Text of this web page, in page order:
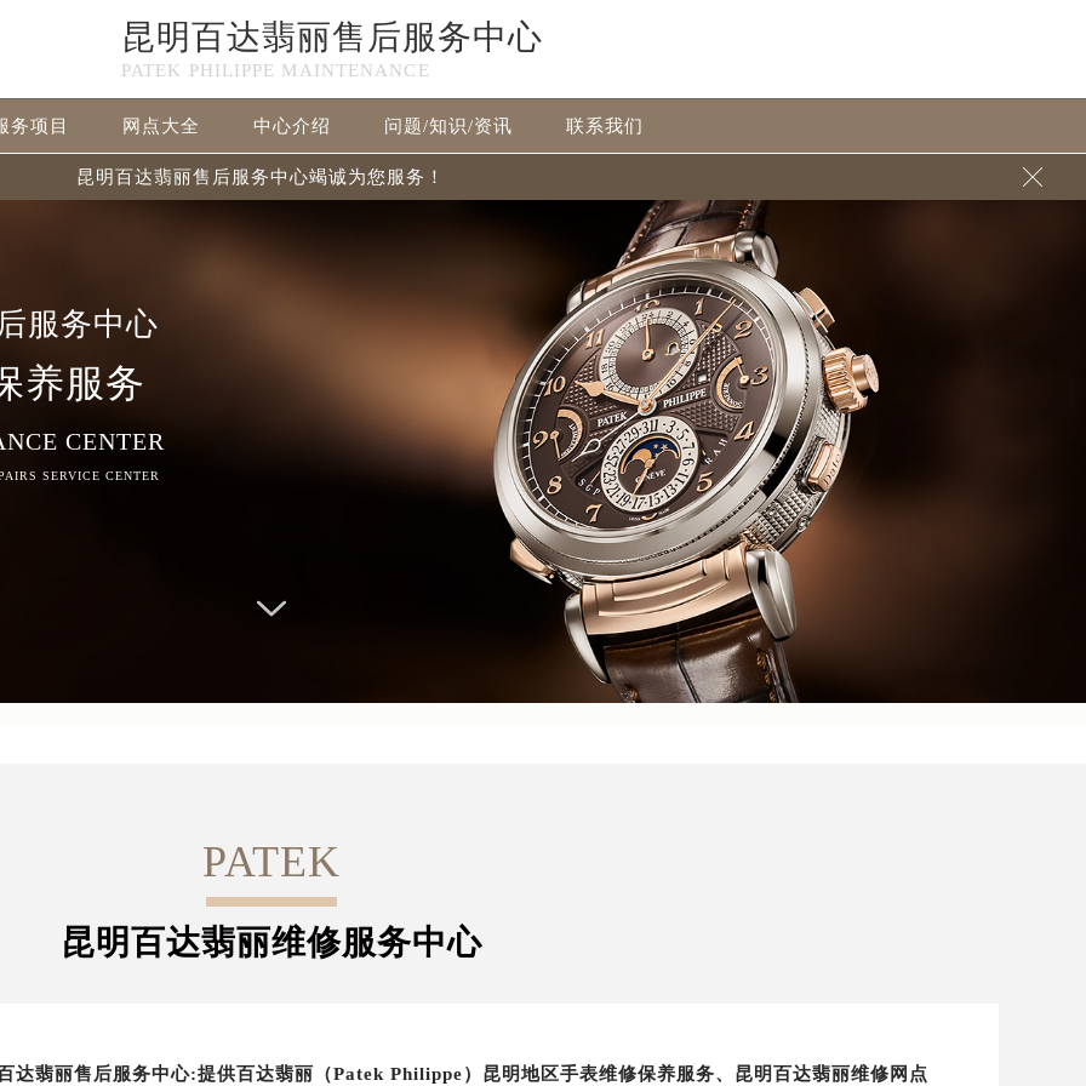
昆明百达翡丽售后服务中心
PATEK PHILIPPE MAINTENANCE
务项目 网点大全 中心介绍 问题/知识/资讯 联系我们
昆明百达翡丽售后服务中心竭诚为您服务！ 
服务中心
养服务
CENTER
SERVICE CENTER
PATEK
昆明百达翡丽维修服务中心
达翡丽售后服务中心:提供百达翡丽（Patek Philippe）昆明地区手表维修保养服务、昆明百达翡丽维修网点